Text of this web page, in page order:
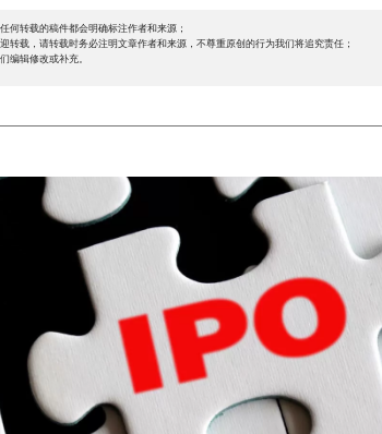
何转载的稿件都会明确标注作者和来源；
转载，请转载时务必注明文章作者和来源，不尊重原创的行为我们将追究责任；
编辑修改或补充。